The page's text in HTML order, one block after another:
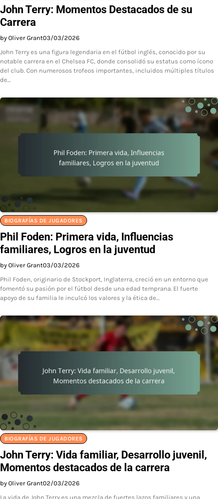
John Terry: Momentos Destacados de su
Carrera
by Oliver Grant03/03/2026
John Terry es una figura legendaria en el fútbol inglés, conocido por su
notable carrera en el Chelsea FC, donde consolidó su estatus como ícono
del club. Con numerosos trofeos importantes, incluidos múltiples títulos
de…
BIOGRAFÍAS DE JUGADORES
Phil Foden: Primera vida, Influencias
familiares, Logros en la juventud
by Oliver Grant03/03/2026
Phil Foden, originario de Stockport, Inglaterra, creció en un entorno que
fomentó su pasión por el fútbol desde una edad temprana. El fuerte
apoyo de su familia le inculcó los valores y la ética de…
BIOGRAFÍAS DE JUGADORES
John Terry: Vida familiar, Desarrollo juvenil,
Momentos destacados de la carrera
by Oliver Grant02/03/2026
La vida de John Terry es una mezcla de fuertes lazos familiares y una